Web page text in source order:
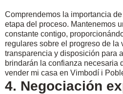
Comprendemos la importancia
etapa del proceso. Mantenemos
constante contigo,
regulares sobre el progreso de la
transparencia y disposición para
brindarán la confianza necesaria
vender mi casa en Vimbodí i
4. Negociación